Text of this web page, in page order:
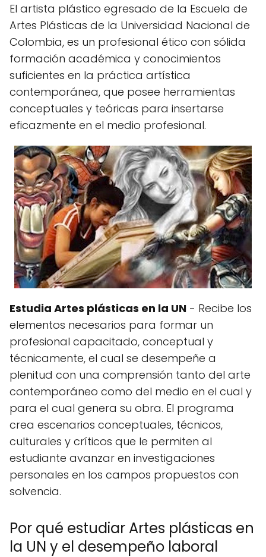
El artista plástico egresado de la Escuela de
Artes Plásticas de la Universidad Nacional de
Colombia, es un profesional ético con sólida
formación académica y conocimientos
suficientes en la práctica artística
contemporánea, que posee herramientas
conceptuales y teóricas para insertarse
eficazmente en el medio profesional.
Estudia Artes plásticas en la UN - Recibe los
elementos necesarios para formar un
profesional capacitado, conceptual y
técnicamente, el cual se desempeñe a
plenitud con una comprensión tanto del arte
contemporáneo como del medio en el cual y
para el cual genera su obra. El programa
crea escenarios conceptuales, técnicos,
culturales y críticos que le permiten al
estudiante avanzar en investigaciones
personales en los campos propuestos con
solvencia.
Por qué estudiar Artes plásticas en
la UN y el desempeño laboral